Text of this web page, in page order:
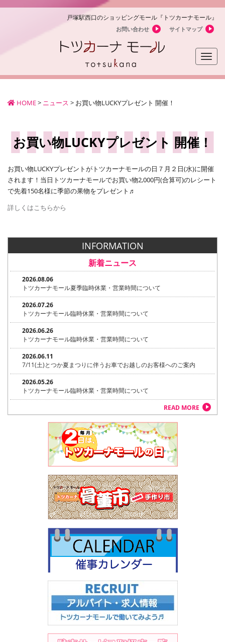
戸塚駅西口のショッピングモール『トツカーナモール』
お問い合わせ サイトマップ
Toggle
HOME> ニュース > お買い物LUCKYプレゼント 開催！
お買い物LUCKYプレゼント 開催！
お買い物LUCKYプレゼントがトツカーナモールの日７月２日(水)に開催
されます！当日トツカーナモールでお買い物2,000円(合算可)のレシート
で先着150名様に季節の果物をプレゼント♬
詳しくはこちらから
INFORMATION
新着ニュース
2026.08.06
トツカーナモール夏季臨時休業・営業時間について
2026.07.26
トツカーナモール臨時休業・営業時間について
2026.06.26
トツカーナモール臨時休業・営業時間について
2026.06.11
7/11(土)とつか夏まつりに伴うお車でお越しのお客様へのご案内
2026.05.26
トツカーナモール臨時休業・営業時間について
READ MORE